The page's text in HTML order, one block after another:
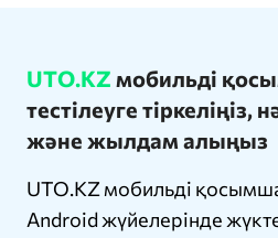
UTO.KZ мобильді
тестілеуге тіркеліңіз,
және жылдам алыңыз
UTO.KZ мобильді
Android жүйелерінде